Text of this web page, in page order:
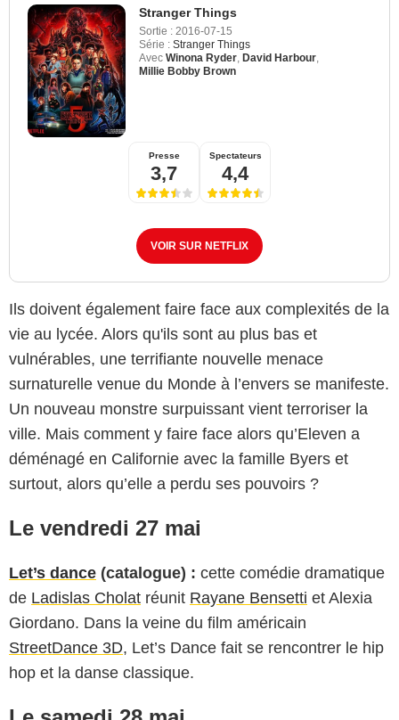
Stranger Things
Sortie : 2016-07-15
Série : Stranger Things
Avec Winona Ryder David Harbour
Millie Bobby Brown
Presse
3,7
Spectateurs
4,4
VOIR SUR NETFLIX
Ils doivent également faire face aux complexités de la
vie au lycée. Alors qu'ils sont au plus bas et
vulnérables, une terrifiante nouvelle menace
surnaturelle venue du Monde à l’envers se manifeste.
Un nouveau monstre surpuissant vient terroriser la
ville. Mais comment y faire face alors qu’Eleven a
déménagé en Californie avec la famille Byers et
surtout, alors qu’elle a perdu ses pouvoirs ?
Le vendredi 27 mai
Let’s dance (catalogue) : cette comédie dramatique
de Ladislas Cholat réunit Rayane Bensetti et Alexia
Giordano. Dans la veine du film américain
StreetDance 3D, Let’s Dance fait se rencontrer le hip
hop et la danse classique.